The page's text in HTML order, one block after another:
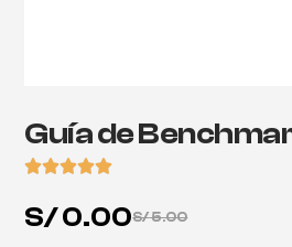
Guía de
S/5.00
S/0.00